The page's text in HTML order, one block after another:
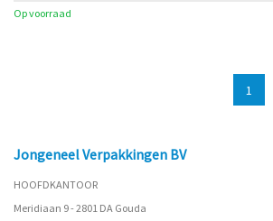
Op voorraad
1
Jongeneel Verpakkingen BV
HOOFDKANTOOR
Meridiaan 9 - 2801 DA Gouda